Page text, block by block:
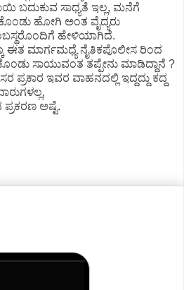
ಬದುಕುವ ಸಾಧ್ಯತೆ ಇಲ್ಲ, ಮನೆಗೆ
ಹೋಗಿ ಅಂತ ವೈದ್ಯರು
ಹೇಳಿಯಾಗಿದೆ.
ಈತ ಮಾರ್ಗಮಧ್ಯೆ ನೈತಿಕಪೊಲೀಸ ರಿಂದ
ಸಾಯುವಂತ ತಪ್ಪೇನು ಮಾಡಿದ್ದಾನೆ ?
ಪ್ರಕಾರ ಇವರ ವಾಹನದಲ್ಲಿ ಇದ್ದದ್ದು ಕದ್ದ
ಅಷ್ಟೆ.